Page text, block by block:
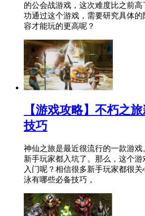
的公会战游戏，这次难度比之前
功通过这个游戏，需要研究具体
容才能玩的更高呢？
【游戏攻略】不朽之
技巧
神仙之旅是最近很流行的一款游
新手玩家都入坑了。那么，这个
入门呢？相信很多新手玩家都很
泳有哪些必备技巧，